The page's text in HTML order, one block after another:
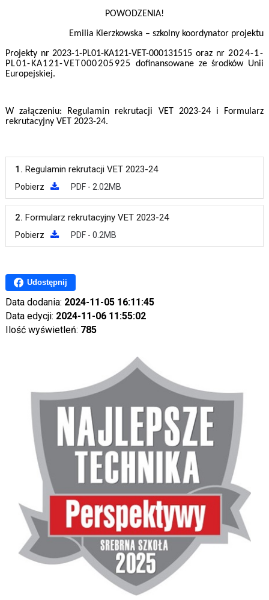
POWODZENIA!
Emilia Kierzkowska – szkolny koordynator projektu
Projekty nr 2023-1-PL01-KA121-VET-000131515 oraz nr 2024-1-
PL01-KA121-VET000205925 dofinansowane ze środków Unii
Europejskiej.
W załączeniu: Regulamin rekrutacji VET 2023-24 i Formularz
rekrutacyjny VET 2023-24.
1. Regulamin rekrutacji VET 2023-24
Pobierz PDF - 2.02MB
2. Formularz rekrutacyjny VET 2023-24
Pobierz PDF - 0.2MB
Udostępnij
Data dodania: 2024-11-05 16:11:45
Data edycji: 2024-11-06 11:55:02
Ilość wyświetleń: 785